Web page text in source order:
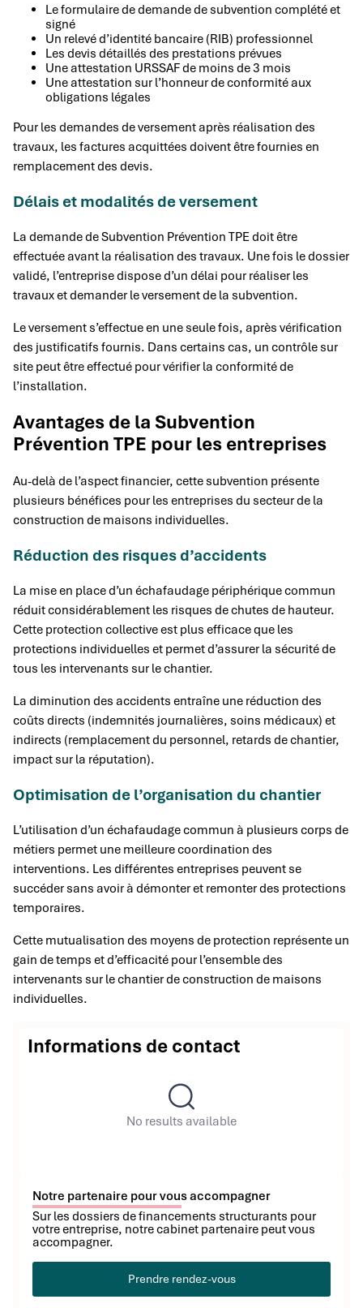
Le formulaire de demande de subvention complété et
signé
Un relevé d’identité bancaire (RIB) professionnel
Les devis détaillés des prestations prévues
Une attestation URSSAF de moins de 3 mois
Une attestation sur l’honneur de conformité aux
obligations légales
Pour les demandes de versement après réalisation des
travaux, les factures acquittées doivent être fournies en
remplacement des devis.
Délais et modalités de versement
La demande de Subvention Prévention TPE doit être
effectuée avant la réalisation des travaux. Une fois le dossier
validé, l’entreprise dispose d’un délai pour réaliser les
travaux et demander le versement de la subvention.
Le versement s’effectue en une seule fois, après vérification
des justificatifs fournis. Dans certains cas, un contrôle sur
site peut être effectué pour vérifier la conformité de
l’installation.
Avantages de la Subvention
Prévention TPE pour les entreprises
Au-delà de l’aspect financier, cette subvention présente
plusieurs bénéfices pour les entreprises du secteur de la
construction de maisons individuelles.
Réduction des risques d’accidents
La mise en place d’un échafaudage périphérique commun
réduit considérablement les risques de chutes de hauteur.
Cette protection collective est plus efficace que les
protections individuelles et permet d’assurer la sécurité de
tous les intervenants sur le chantier.
La diminution des accidents entraîne une réduction des
coûts directs (indemnités journalières, soins médicaux) et
indirects (remplacement du personnel, retards de chantier,
impact sur la réputation).
Optimisation de l’organisation du chantier
L’utilisation d’un échafaudage commun à plusieurs corps de
métiers permet une meilleure coordination des
interventions. Les différentes entreprises peuvent se
succéder sans avoir à démonter et remonter des protections
temporaires.
Cette mutualisation des moyens de protection représente un
gain de temps et d’efficacité pour l’ensemble des
intervenants sur le chantier de construction de maisons
individuelles.
Informations de contact
No results available
Notre partenaire pour vous accompagner
Sur les dossiers de financements structurants pour
votre entreprise, notre cabinet partenaire peut vous
accompagner.
Prendre rendez-vous